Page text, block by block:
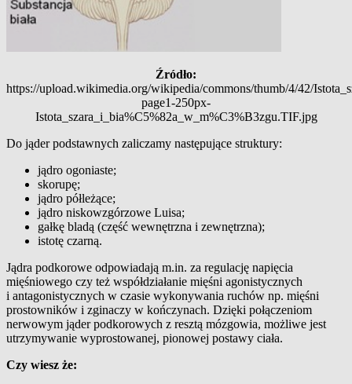
Źródło:
https://upload.wikimedia.org/wikipedia/commons/thumb/4/42/
page1-250px-
Istota_szara_i_bia%C5%82a_w_m%C3%B3zgu.TIF.jpg
Do jąder podstawnych zaliczamy następujące struktury:
jądro ogoniaste;
skorupę;
jądro półleżące;
jądro niskowzgórzowe Luisa;
gałkę bladą (część wewnętrzna i zewnętrzna);
istotę czarną.
Jądra podkorowe odpowiadają m.in. za regulację napięcia
mięśniowego czy też współdziałanie mięśni agonistycznych
i antagonistycznych w czasie wykonywania ruchów np. mięśni
prostowników i zginaczy w kończynach. Dzięki połączeniom
nerwowym jąder podkorowych z resztą mózgowia, możliwe jest
utrzymywanie wyprostowanej, pionowej postawy ciała.
Czy wiesz że: